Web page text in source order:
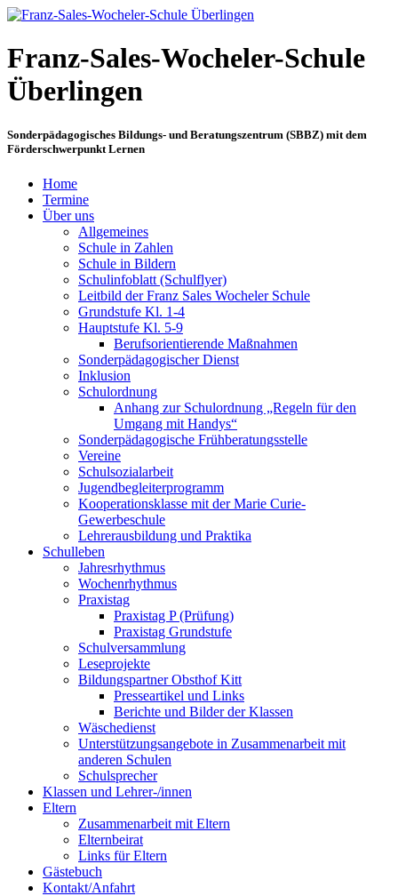
Franz-Sales-Wocheler-Schule
Überlingen
Sonderpädagogisches Bildungs- und Beratungszentrum (SBBZ) mit dem
Förderschwerpunkt Lernen
Home
Termine
Über uns
Allgemeines
Schule in Zahlen
Schule in Bildern
Schulinfoblatt (Schulflyer)
Leitbild der Franz Sales Wocheler Schule
Grundstufe Kl. 1-4
Hauptstufe Kl. 5-9
Berufsorientierende Maßnahmen
Sonderpädagogischer Dienst
Inklusion
Schulordnung
Anhang zur Schulordnung „Regeln für den
Umgang mit Handys“
Sonderpädagogische Frühberatungsstelle
Vereine
Schulsozialarbeit
Jugendbegleiterprogramm
Kooperationsklasse mit der Marie Curie-
Gewerbeschule
Lehrerausbildung und Praktika
Schulleben
Jahresrhythmus
Wochenrhythmus
Praxistag
Praxistag P (Prüfung)
Praxistag Grundstufe
Schulversammlung
Leseprojekte
Bildungspartner Obsthof Kitt
Presseartikel und Links
Berichte und Bilder der Klassen
Wäschedienst
Unterstützungsangebote in Zusammenarbeit mit
anderen Schulen
Schulsprecher
Klassen und Lehrer-/innen
Eltern
Zusammenarbeit mit Eltern
Elternbeirat
Links für Eltern
Gästebuch
Kontakt/Anfahrt